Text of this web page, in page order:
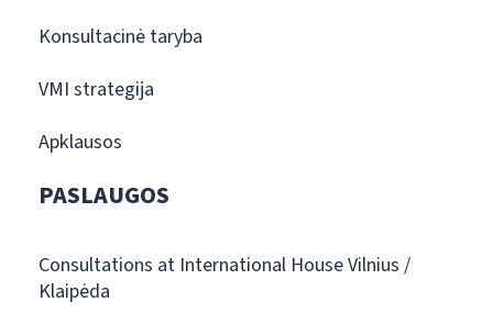
Konsultacinė taryba
VMI strategija
Apklausos
PASLAUGOS
Consultations at International House Vilnius /
Klaipėda